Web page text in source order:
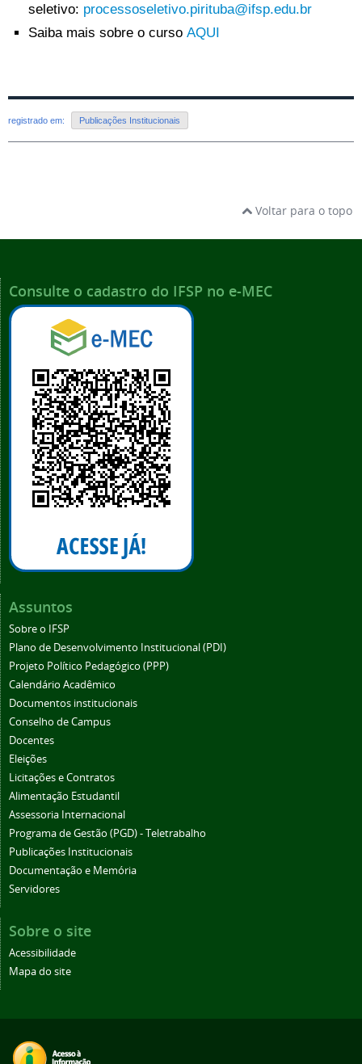
seletivo: processoseletivo.pirituba@ifsp.edu.br
Saiba mais sobre o curso AQUI
registrado em: Publicações Institucionais
Voltar para o topo
Consulte o cadastro do IFSP no e-MEC
Assuntos
Sobre o IFSP
Plano de Desenvolvimento Institucional (PDI)
Projeto Político Pedagógico (PPP)
Calendário Acadêmico
Documentos institucionais
Conselho de Campus
Docentes
Eleições
Licitações e Contratos
Alimentação Estudantil
Assessoria Internacional
Programa de Gestão (PGD) - Teletrabalho
Publicações Institucionais
Documentação e Memória
Servidores
Sobre o site
Acessibilidade
Mapa do site